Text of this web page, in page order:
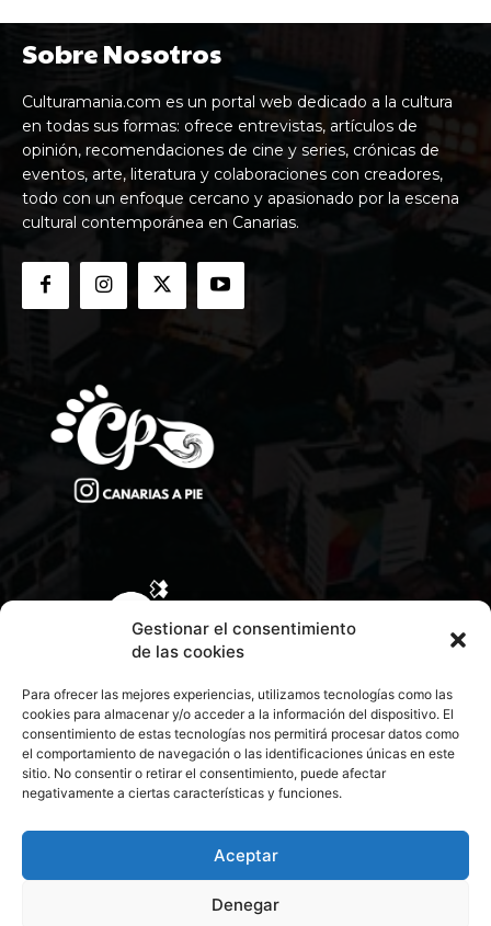
Gestionar el consentimiento
de las cookies
Para ofrecer las mejores experiencias, utilizamos tecnologías como las
cookies para almacenar y/o acceder a la información del dispositivo. El
consentimiento de estas tecnologías nos permitirá procesar datos como
el comportamiento de navegación o las identificaciones únicas en este
sitio. No consentir o retirar el consentimiento, puede afectar
negativamente a ciertas características y funciones.
Aceptar
Denegar
Sobre Nosotros
Culturamania.com es un portal web dedicado a la cultura
en todas sus formas: ofrece entrevistas, artículos de
opinión, recomendaciones de cine y series, crónicas de
eventos, arte, literatura y colaboraciones con creadores,
todo con un enfoque cercano y apasionado por la escena
cultural contemporánea en Canarias.
CONTACTA CON NOSOTROS